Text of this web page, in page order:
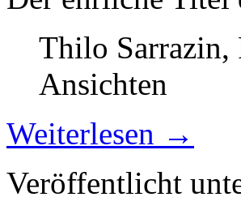
Thilo Sarrazin,
Ansichten
Weiterlesen →
Veröffentlicht